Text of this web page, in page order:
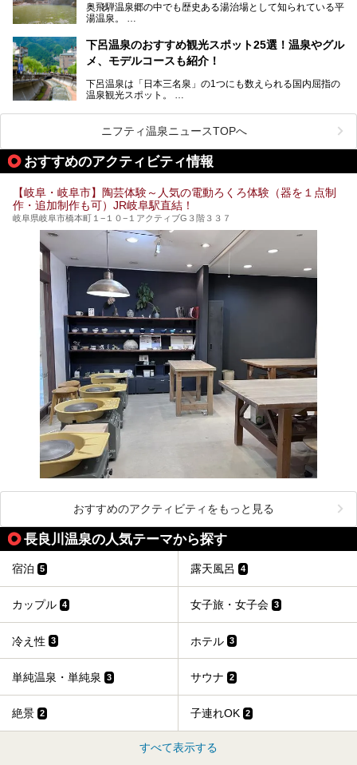
そんな池田温泉の魅力を詳しく紹介していきます！
奥飛騨温泉郷の中でも歴史ある湯治場として知られている平
湯温泉。
らの利用客も増え、ますます賑わいを見せています。そこで
今回は、平湯温泉の観光スポットとおすすめの温泉施設を紹
介します。気になる温泉をぜひチェックしてみてください。
下呂温泉のおすすめ観光スポット25選！温泉やグル
メ、モデルコースも紹介！
下呂温泉は「日本三名泉」の1つにも数えられる国内屈指の
温泉観光スポット。
のグルメを楽しんだり、周辺にある名所にも足を伸ばしたり
したいもの。
本記事では、下呂温泉エリアにあるおすすめの観光スポット
をご紹介するとともに散策する際のモデルコースもご提案。
下呂温泉観光をたっぷりとガイドします！
ニフティ温泉ニュースTOPへ
おすすめのアクティビティ情報
【岐阜・岐阜市】陶芸体験～人気の電動ろくろ体験（器を１点制
作・追加制作も可）JR岐阜駅直結！
岐阜県岐阜市橋本町１−１０−１アクティブG３階３３７
おすすめのアクティビティをもっと見る
長良川温泉の人気テーマから探す
宿泊 5 露天風呂 4
カップル 4 女子旅・女子会 3
冷え性 3 ホテル 3
単純温泉・単純泉 3 サウナ 2
絶景 2 子連れOK 2
すべて表示する